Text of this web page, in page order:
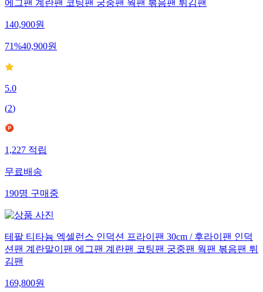
에그팬 계란팬 코팅팬 궁중팬 웍팬 볶음팬 튀김팬
140,900원
71%40,900원
5.0
(2)
1,227적립
무료배송
190명구매중
테팔 티타늄 엑셀런스 인덕션 프라이팬 30cm / 후라이팬 인덕
션팬 계란말이팬 에그팬 계란팬 코팅팬 궁중팬 웍팬 볶음팬 튀
김팬
169,800원